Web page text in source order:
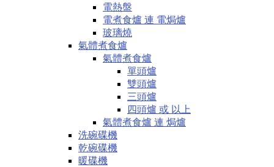
電熱盤
電煮食爐 連 電焗爐
玻璃燒
氣體煮食爐
氣體煮食爐
單頭爐
雙頭爐
三頭爐
四頭爐 或 以上
氣體煮食爐 連 焗爐
洗碗碟機
乾碗碟機
暖碟機